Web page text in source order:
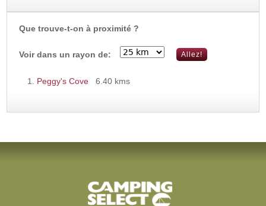
Que trouve-t-on à proximité ?
Voir dans un rayon de:
Peggy's Cove 6.40 kms